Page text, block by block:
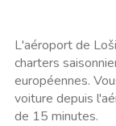
L'aéroport de
charters
européennes.
voiture depuis
de 15 minutes.